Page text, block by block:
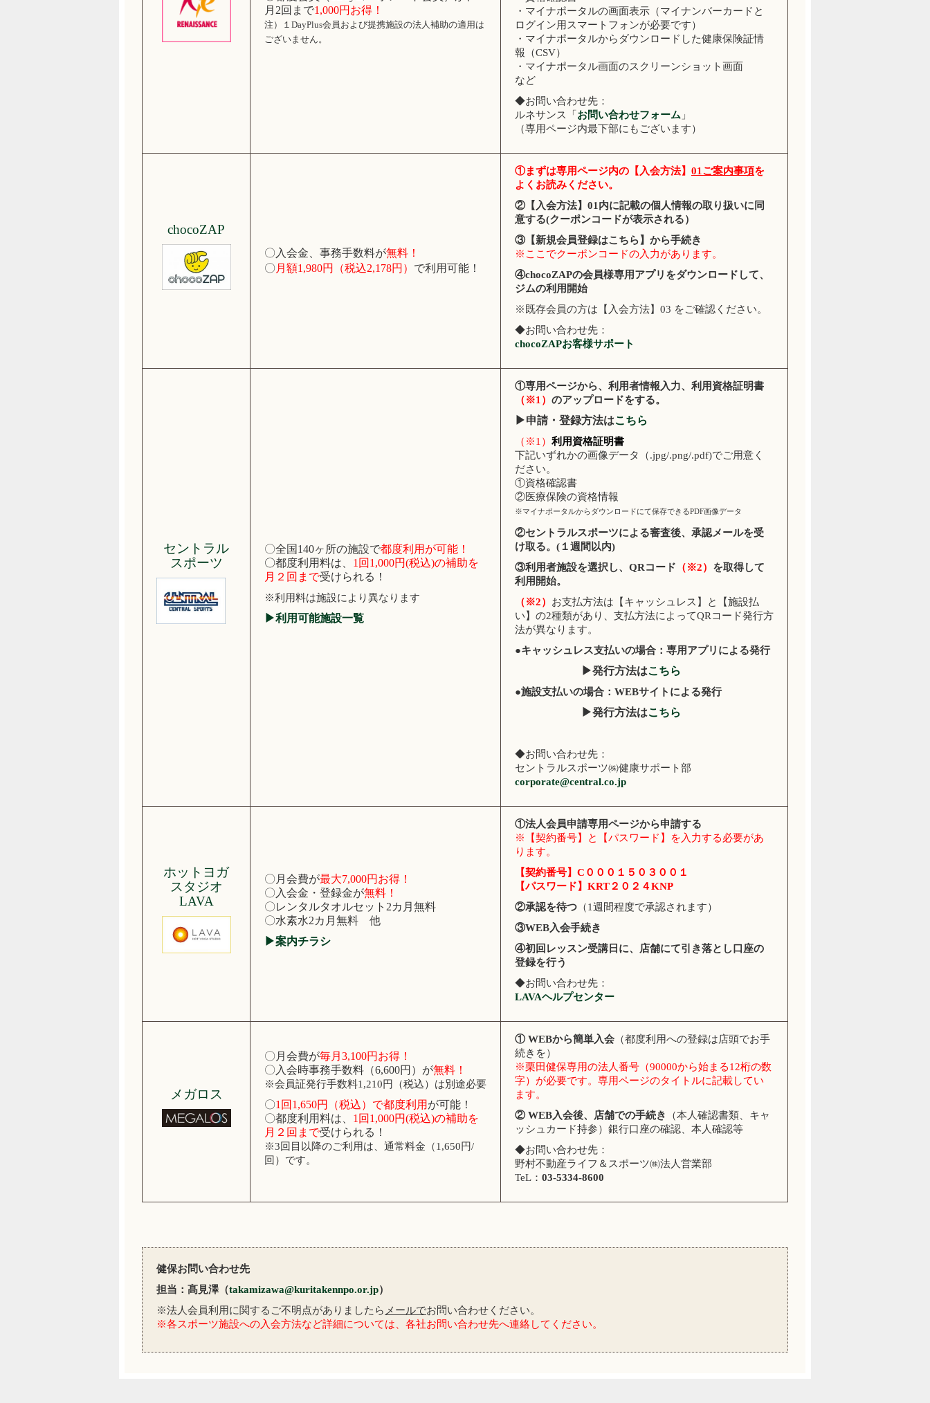
月2回まで1,000円お得！
注）１DayPlus会員および提携施設の法人補助の適用は
ございません。
・マイナポータルの画面表示（マイナンバーカードと
ログイン用スマートフォンが必要です）
・マイナポータルからダウンロードした健康保険証情
報（CSV）
・マイナポータル画面のスクリーンショット画面
など
◆お問い合わせ先：
ルネサンス「 お問い合わせフォーム 」
（専用ページ内最下部にもございます）
chocoZAP
〇入会金、事務手数料が無料！
〇 月額1,980円（税込2,178円） で利用可能！
①まずは専用ページ内の 【 入会方法】 01 ご案内事項を
よくお読みください。
② 【 入会方法】01 内に記載の個人情報の取り扱いに同
意する(クーポンコードが表示される）
③ 【新規会員登録はこちら 】 から手続き
※ここでクーポンコードの入力があります。
④chocoZAPの会員様専用アプリをダウンロードして、
ジムの利用開始
※既存会員の方は【入会方法】03 をご確認ください。
◆お問い合わせ先：
chocoZAPお客様サポート
セントラル
スポーツ
〇全国140ヶ所の施設で都度利用が可能！
〇都度利用料は、 1回1,000円(税込)の補助を
月２回まで受けられる！
※利用料は施設により異なります
▶利用可能施設一覧
①専用ページから、利用者情報入力、利用資格証明書
（※1） のアップロードをする。
▶申請・登録方法はこちら
（※1） 利用資格証明書
下記いずれかの画像データ（.jpg/.png/.pdf)でご用意く
ださい。
①資格確認書
②医療保険の資格情報
※マイナポータルからダウンロードにて保存できるPDF画像データ
②セントラルスポーツによる審査後、承認メールを受
け取る。(１週間以内)
③利用者施設を選択し、QRコード （※2） を取得して
利用開始。
（※2） お支払方法は【キャッシュレス】と【施設払
い】の2種類があり、支払方法によってQRコード発行方
法が異なります。
●キャッシュレス支払いの場合：専用アプリによる発行
▶発行方法はこちら
●施設支払いの場合：WEBサイトによる発行
▶発行方法はこちら
◆お問い合わせ先：
セントラルスポーツ㈱健康サポート部
corporate@central.co.jp
ホットヨガ
スタジオ
LAVA
〇月会費が最大7,000円お得！
〇入会金・登録金が無料！
〇レンタルタオルセット2カ月無料
〇水素水2カ月無料 他
▶案内チラシ
①法人会員申請専用ページから申請する
※【契約番号】と【パスワード】を入力する必要があ
ります。
【契約番号】C０００１５０３００１
【パスワード】KRT２０２４KNP
②承認を待つ （1週間程度で承認されます）
③WEB入会手続き
④初回レッスン受講日に、店舗にて引き落とし口座の
登録を行う
◆お問い合わせ先：
LAVAヘルプセンター
メガロス
〇月会費が毎月3,100円お得！
〇入会時事務手数料（6,600円）が無料！
※会員証発行手数料1,210円（税込）は別途必要
〇1回1,650円（税込）で都度利用 が可能！
〇都度利用料は、 1回1,000円(税込)の補助を
月２回まで受けられる！
※3回目以降のご利用は、通常料金（1,650円/
回）です。
① WEBから簡単入会 （都度利用への登録は店頭でお手
続きを）
※栗田健保専用の法人番号（90000から始まる12桁の数
字）が必要です。専用ページのタイトルに記載してい
ます。
② WEB入会後、店舗での手続き
（本人確認書類、キャ
ッシュカード持参）銀行口座の確認、本人確認等
◆お問い合わせ先：
野村不動産ライフ＆スポーツ㈱法人営業部
TeL： 03-5334-8600
健保お問い合わせ先
担当：髙見澤（takamizawa@kuritakennpo.or.jp）
※法人会員利用に関するご不明点がありましたら メールでお問い合わせください。
※各スポーツ施設への入会方法など詳細については、各社お問い合わせ先へ連絡してください。